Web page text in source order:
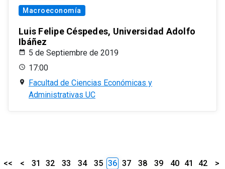
Macroeconomía
Luis Felipe Céspedes, Universidad Adolfo
Ibáñez
5 de Septiembre de 2019
17:00
Facultad de Ciencias Económicas y
Administrativas UC
<< < 31 32 33 34 35 36 37 38 39 40 41 42 >